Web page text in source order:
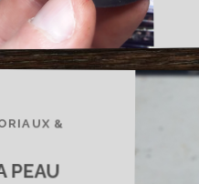
&
PEAU